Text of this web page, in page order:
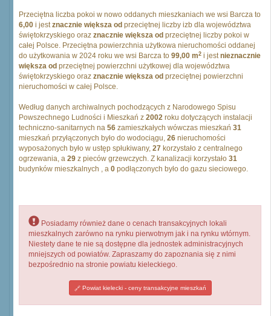
Przeciętna liczba pokoi w nowo oddanych mieszkaniach we wsi Barcza to
6,00 i jestznacznie większa od przeciętnej liczby izb dla województwa
świętokrzyskiego oraz znacznie większa od przeciętnej liczby pokoi w
całej Polsce. Przeciętna powierzchnia użytkowa nieruchomości oddanej
do użytkowania w 2024 roku we wsi Barcza to 99,00 m2 i jestnieznacznie
większa od przeciętnej powierzchni użytkowej dla województwa
świętokrzyskiego oraz znacznie większa od przeciętnej powierzchni
nieruchomości w całej Polsce.
Według danych archiwalnych pochodzących z Narodowego Spisu
Powszechnego Ludności i Mieszkań z 2002 roku dotyczących instalacji
techniczno-sanitarnych na 56 zamieszkałych wówczas mieszkań 31
mieszkań przyłączonych było do wodociągu, 26 nieruchomości
wyposażonych było w ustęp spłukiwany, 27 korzystało z centralnego
ogrzewania, a 29 z pieców grzewczych. Z kanalizacji korzystało 31
budynków mieszkalnych , a 0 podłączonych było do gazu sieciowego.
Posiadamy również dane o cenach transakcyjnych lokali
mieszkalnych zarówno na rynku pierwotnym jak i na rynku wtórnym.
Niestety dane te nie są dostępne dla jednostek administracyjnych
mniejszych od powiatów. Zapraszamy do zapoznania się z nimi
bezpośrednio na stronie powiatu kieleckiego.
Powiat kielecki - ceny transakcyjne mieszkań